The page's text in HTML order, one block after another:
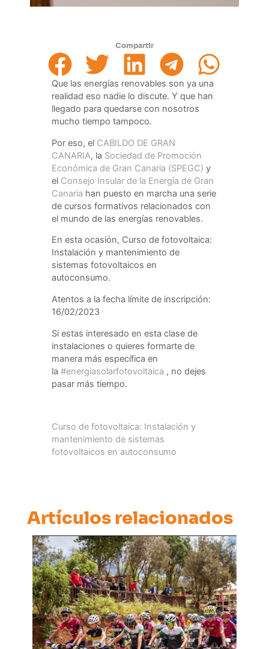
Compartir
Que las energías renovables son ya una
realidad eso nadie lo discute. Y que han
llegado para quedarse con nosotros
mucho tiempo tampoco.
Por eso, el CABILDO DE GRAN
CANARIA, la Sociedad de Promoción
Económica de Gran Canaria (SPEGC) y
el Consejo Insular de la Energía de Gran
Canaria han puesto en marcha una serie
de cursos formativos relacionados con
el mundo de las energías renovables.
En esta ocasión, Curso de fotovoltaica:
Instalación y mantenimiento de
sistemas fotovoltaicos en
autoconsumo.
Atentos a la fecha límite de inscripción:
16/02/2023
Si estas interesado en esta clase de
instalaciones o quieres formarte de
manera más específica en
la #energiasolarfotovoltaica , no dejes
pasar más tiempo.
Curso de fotovoltaica: Instalación y
mantenimiento de sistemas
fotovoltaicos en autoconsumo
Artículos relacionados